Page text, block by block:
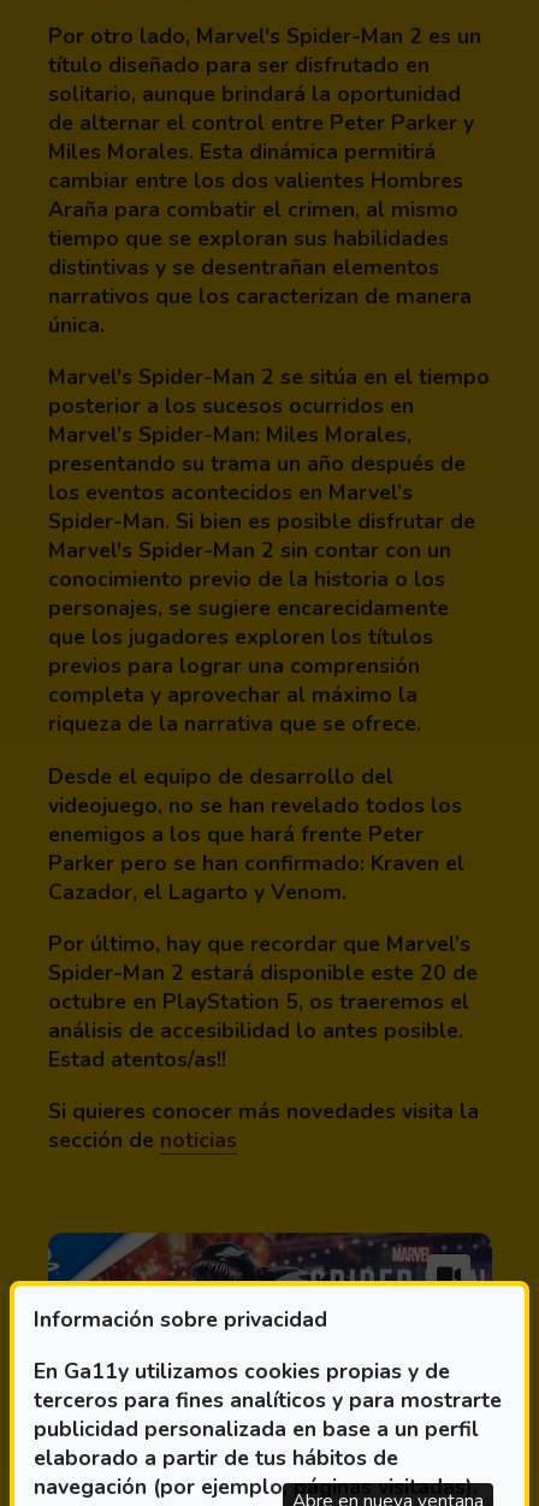
Información sobre privacidad
En Ga11y utilizamos cookies propias y de
terceros para fines analíticos y para mostrarte
publicidad personalizada en base a un perfil
elaborado a partir de tus hábitos de
navegación (por ejemplo, páginas visitadas).
Abre en nueva ventana
Por otro lado, Marvel's Spider-Man 2 es un
título diseñado para ser disfrutado en
solitario, aunque brindará la oportunidad
de alternar el control entre Peter Parker y
Miles Morales. Esta dinámica permitirá
cambiar entre los dos valientes Hombres
Araña para combatir el crimen, al mismo
tiempo que se exploran sus habilidades
distintivas y se desentrañan elementos
narrativos que los caracterizan de manera
única.
Marvel's Spider-Man 2 se sitúa en el tiempo
posterior a los sucesos ocurridos en
Marvel’s Spider-Man: Miles Morales,
presentando su trama un año después de
los eventos acontecidos en Marvel’s
Spider-Man. Si bien es posible disfrutar de
Marvel's Spider-Man 2 sin contar con un
conocimiento previo de la historia o los
personajes, se sugiere encarecidamente
que los jugadores exploren los títulos
previos para lograr una comprensión
completa y aprovechar al máximo la
riqueza de la narrativa que se ofrece.
Desde el equipo de desarrollo del
videojuego, no se han revelado todos los
enemigos a los que hará frente Peter
Parker pero se han confirmado: Kraven el
Cazador, el Lagarto y Venom.
Por último, hay que recordar que Marvel’s
Spider-Man 2 estará disponible este 20 de
octubre en PlayStation 5, os traeremos el
análisis de accesibilidad lo antes posible.
Estad atentos/as!!
Si quieres conocer más novedades visita la
sección de noticias